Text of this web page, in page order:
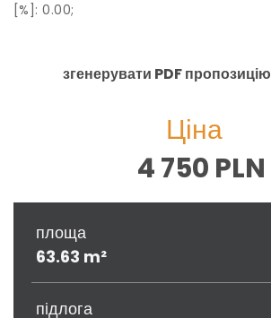
[%]: 0.00;
згенерувати PDF пропозицію
Ціна
4 750 PLN
площа
63.63 m²
підлога